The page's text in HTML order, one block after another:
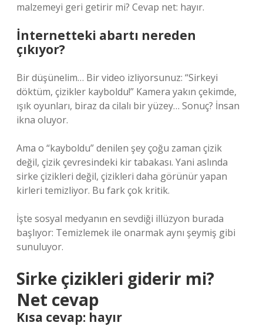
malzemeyi geri getirir mi? Cevap net: hayır.
İnternetteki abartı nereden
çıkıyor?
Bir düşünelim… Bir video izliyorsunuz: “Sirkeyi
döktüm, çizikler kayboldu!” Kamera yakın çekimde,
ışık oyunları, biraz da cilalı bir yüzey… Sonuç? İnsan
ikna oluyor.
Ama o “kayboldu” denilen şey çoğu zaman çizik
değil, çizik çevresindeki kir tabakası. Yani aslında
sirke çizikleri değil, çizikleri daha görünür yapan
kirleri temizliyor. Bu fark çok kritik.
İşte sosyal medyanın en sevdiği illüzyon burada
başlıyor: Temizlemek ile onarmak aynı şeymiş gibi
sunuluyor.
Sirke çizikleri giderir mi?
Net cevap
Kısa cevap: hayır